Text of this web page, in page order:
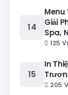
Menu
Giải
Spa,
125
In
205